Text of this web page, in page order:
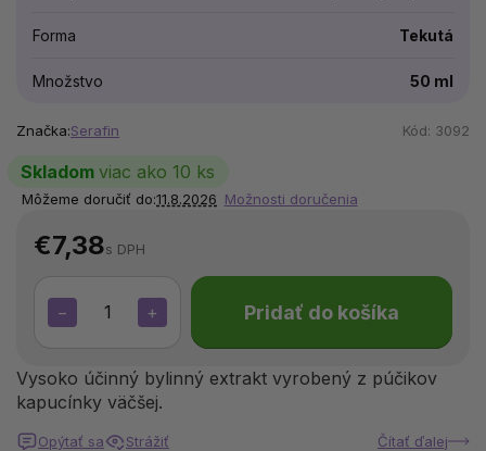
€7,38s DPH
+
− Pridať do košíka
Vysoko účinný bylinný extrakt vyrobený z púčikov
kapucínky väčšej.
Čítať ďalej
Opýtať sa Strážiť
Značka:Serafin Kód: 3092
Forma Tekutá
Množstvo 50 ml
Skladom viac ako 10 ks
Môžeme doručiť do:11.8.2026 Možnosti doručenia